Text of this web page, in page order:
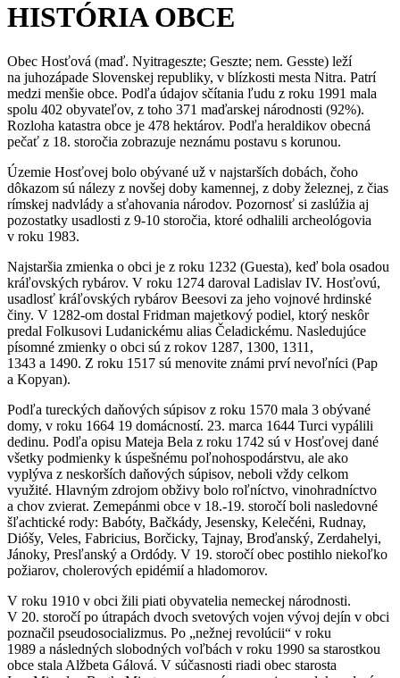
HISTÓRIA OBCE
Obec Hosťová (maď. Nyitrageszte; Geszte; nem. Gesste) leží
na juhozápade Slovenskej republiky, v blízkosti mesta Nitra. Patrí
medzi menšie obce. Podľa údajov sčítania ľudu z roku 1991 mala
spolu 402 obyvateľov, z toho 371 maďarskej národnosti (92%).
Rozloha katastra obce je 478 hektárov. Podľa heraldikov obecná
pečať z 18. storočia zobrazuje neznámu postavu s korunou.
Územie Hosťovej bolo obývané už v najstarších dobách, čoho
dôkazom sú nálezy z novšej doby kamennej, z doby železnej, z čias
rímskej nadvlády a sťahovania národov. Pozornosť si zaslúžia aj
pozostatky usadlosti z 9-10 storočia, ktoré odhalili archeológovia
v roku 1983.
Najstaršia zmienka o obci je z roku 1232 (Guesta), keď bola osadou
kráľovských rybárov. V roku 1274 daroval Ladislav IV. Hosťovú,
usadlosť kráľovských rybárov Beesovi za jeho vojnové hrdinské
činy. V 1282-om dostal Fridman majetkový podiel, ktorý neskôr
predal Folkusovi Ludanickému alias Čeladickému. Nasledujúce
písomné zmienky o obci sú z rokov 1287, 1300, 1311,
1343 a 1490. Z roku 1517 sú menovite známi prví nevoľníci (Pap
a Kopyan).
Podľa tureckých daňových súpisov z roku 1570 mala 3 obývané
domy, v roku 1664 19 domácností. 23. marca 1644 Turci vypálili
dedinu. Podľa opisu Mateja Bela z roku 1742 sú v Hosťovej dané
všetky podmienky k úspešnému poľnohospodárstvu, ale ako
vyplýva z neskorších daňových súpisov, neboli vždy celkom
využité. Hlavným zdrojom obživy bolo roľníctvo, vinohradníctvo
a chov zvierat. Zemepánmi obce v 18.-19. storočí boli nasledovné
šľachtické rody: Babóty, Bačkády, Jesensky, Kelečéni, Rudnay,
Dióšy, Veles, Fabricius, Borčicky, Tajnay, Broďanský, Zerdahelyi,
Jánoky, Presľanský a Ordódy. V 19. storočí obec postihlo niekoľko
požiarov, cholerových epidémií a hladomorov.
V roku 1910 v obci žili piati obyvatelia nemeckej národnosti.
V 20. storočí po útrapách dvoch svetových vojen vývoj dejín v obci
poznačil pseudosocializmus. Po „nežnej revolúcii“ v roku
1989 a následných slobodných voľbách v roku 1990 sa starostkou
obce stala Alžbeta Gálová. V súčasnosti riadi obec starosta